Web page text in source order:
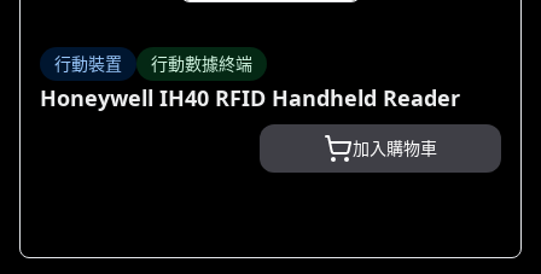
行動裝置 行動數據終端
Honeywell IH40 RFID Handheld Reader
加入購物車